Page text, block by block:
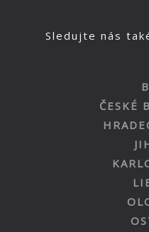
Sledujte nás
ČESKÉ